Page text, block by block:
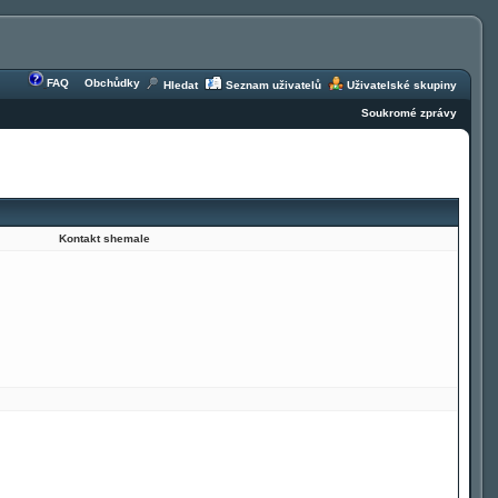
FAQ Obchůdky Hledat Seznam uživatelů Uživatelské skupiny
Soukromé zprávy
Kontakt shemale